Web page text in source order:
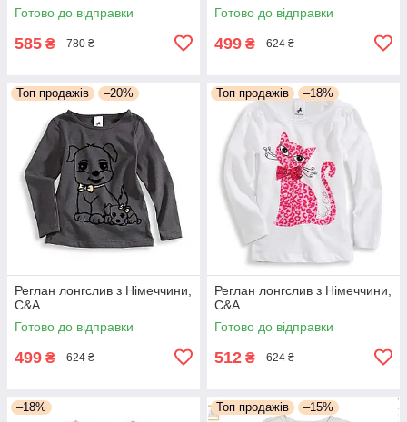
Готово до відправки
585 ₴ 780 ₴
Готово до відправки
499 ₴ 624 ₴
Топ продажів –20%
Реглан лонгслив з Німеччини,
C&A
Готово до відправки
499 ₴ 624 ₴
Топ продажів –18%
Реглан лонгслив з Німеччини,
C&A
Готово до відправки
512 ₴ 624 ₴
–18% Топ продажів –15%